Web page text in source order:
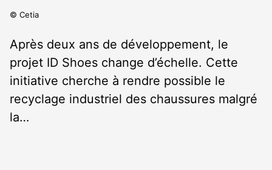
© Cetia
Après deux ans de développement, le
projet ID Shoes change d’échelle. Cette
initiative cherche à rendre possible le
recyclage industriel des chaussures malgré
la…